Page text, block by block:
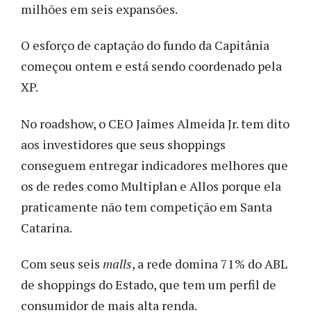
milhões em seis expansões.
O esforço de captação do fundo da Capitânia
começou ontem e está sendo coordenado pela
XP.
No roadshow, o CEO Jaimes Almeida Jr. tem dito
aos investidores que seus shoppings
conseguem entregar indicadores melhores que
os de redes como Multiplan e Allos porque ela
praticamente não tem competição em Santa
Catarina.
Com seus seis malls, a rede domina 71% do ABL
de shoppings do Estado, que tem um perfil de
consumidor de mais alta renda.